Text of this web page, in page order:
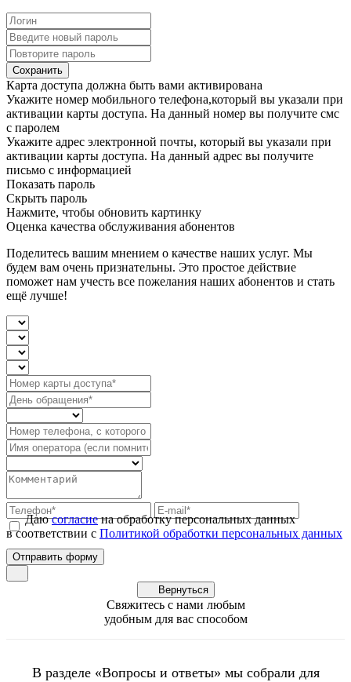
Сохранить
Карта доступа должна быть вами активирована
Укажите номер мобильного телефона,который вы указали при
активации карты доступа. На данный номер вы получите смс
с паролем
Укажите адрес электронной почты, который вы указали при
активации карты доступа. На данный адрес вы получите
письмо с информацией
Показать пароль
Скрыть пароль
Нажмите, чтобы обновить картинку
Оценка качества обслуживания абонентов
Поделитесь вашим мнением о качестве наших услуг. Мы
будем вам очень признательны. Это простое действие
поможет нам учесть все пожелания наших абонентов и стать
ещё лучше!
Даюсогласиена обработку персональных данных
в соответствии с Политикой обработки персональных данных
Вернуться
Свяжитесь с нами любым
удобным для вас способом
В разделе «Вопросы и ответы» мы собрали для